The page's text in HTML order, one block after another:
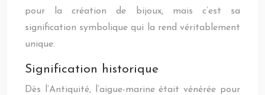
pour la création de bijoux, mais c’est sa
signification symbolique qui la rend véritablement
unique.
Signification historique
Dès l’Antiquité, l’aigue-marine était vénérée pour